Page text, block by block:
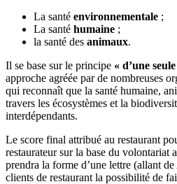
La santé environnementale ;
La santé humaine ;
la santé des animaux.
Il se base sur le principe « d’une
approche agréée par de nombreuses
qui reconnaît que la santé humaine,
travers les écosystèmes et la
interdépendants.
Le score final attribué au restaurant
restaurateur sur la base du volontariat
prendra la forme d’une lettre (allant
clients de restaurant la possibilité de